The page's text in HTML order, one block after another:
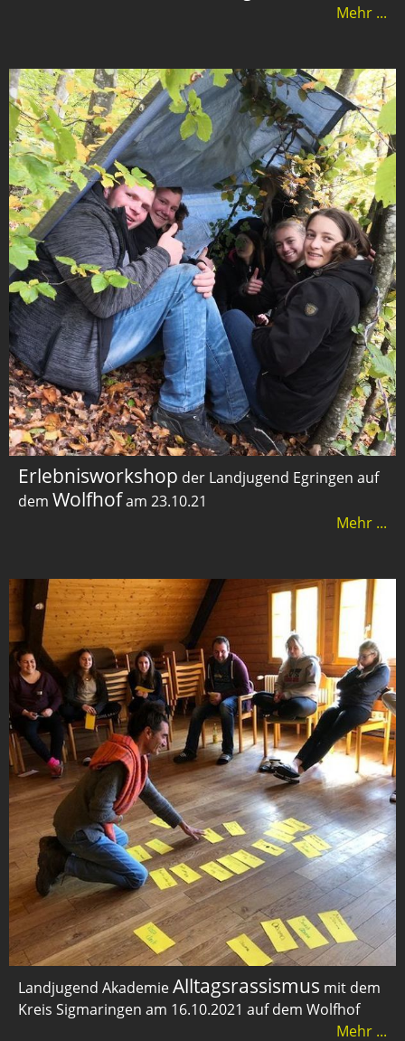
Mehr ...
Erlebnisworkshop der Landjugend Egringen auf
dem Wolfhofam 23.10.21
Mehr ...
Landjugend AkademieAlltagsrassismus mit dem
Kreis Sigmaringen am 16.10.2021 auf dem Wolfhof
Mehr ...